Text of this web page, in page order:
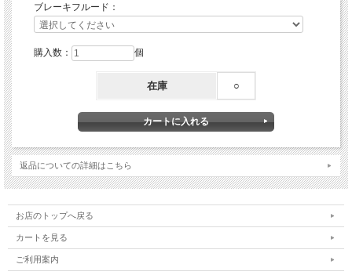
ブレーキフルード：
購入数： 個
在庫 ○
返品についての詳細はこちら
お店のトップへ戻る
カートを見る
ご利用案内